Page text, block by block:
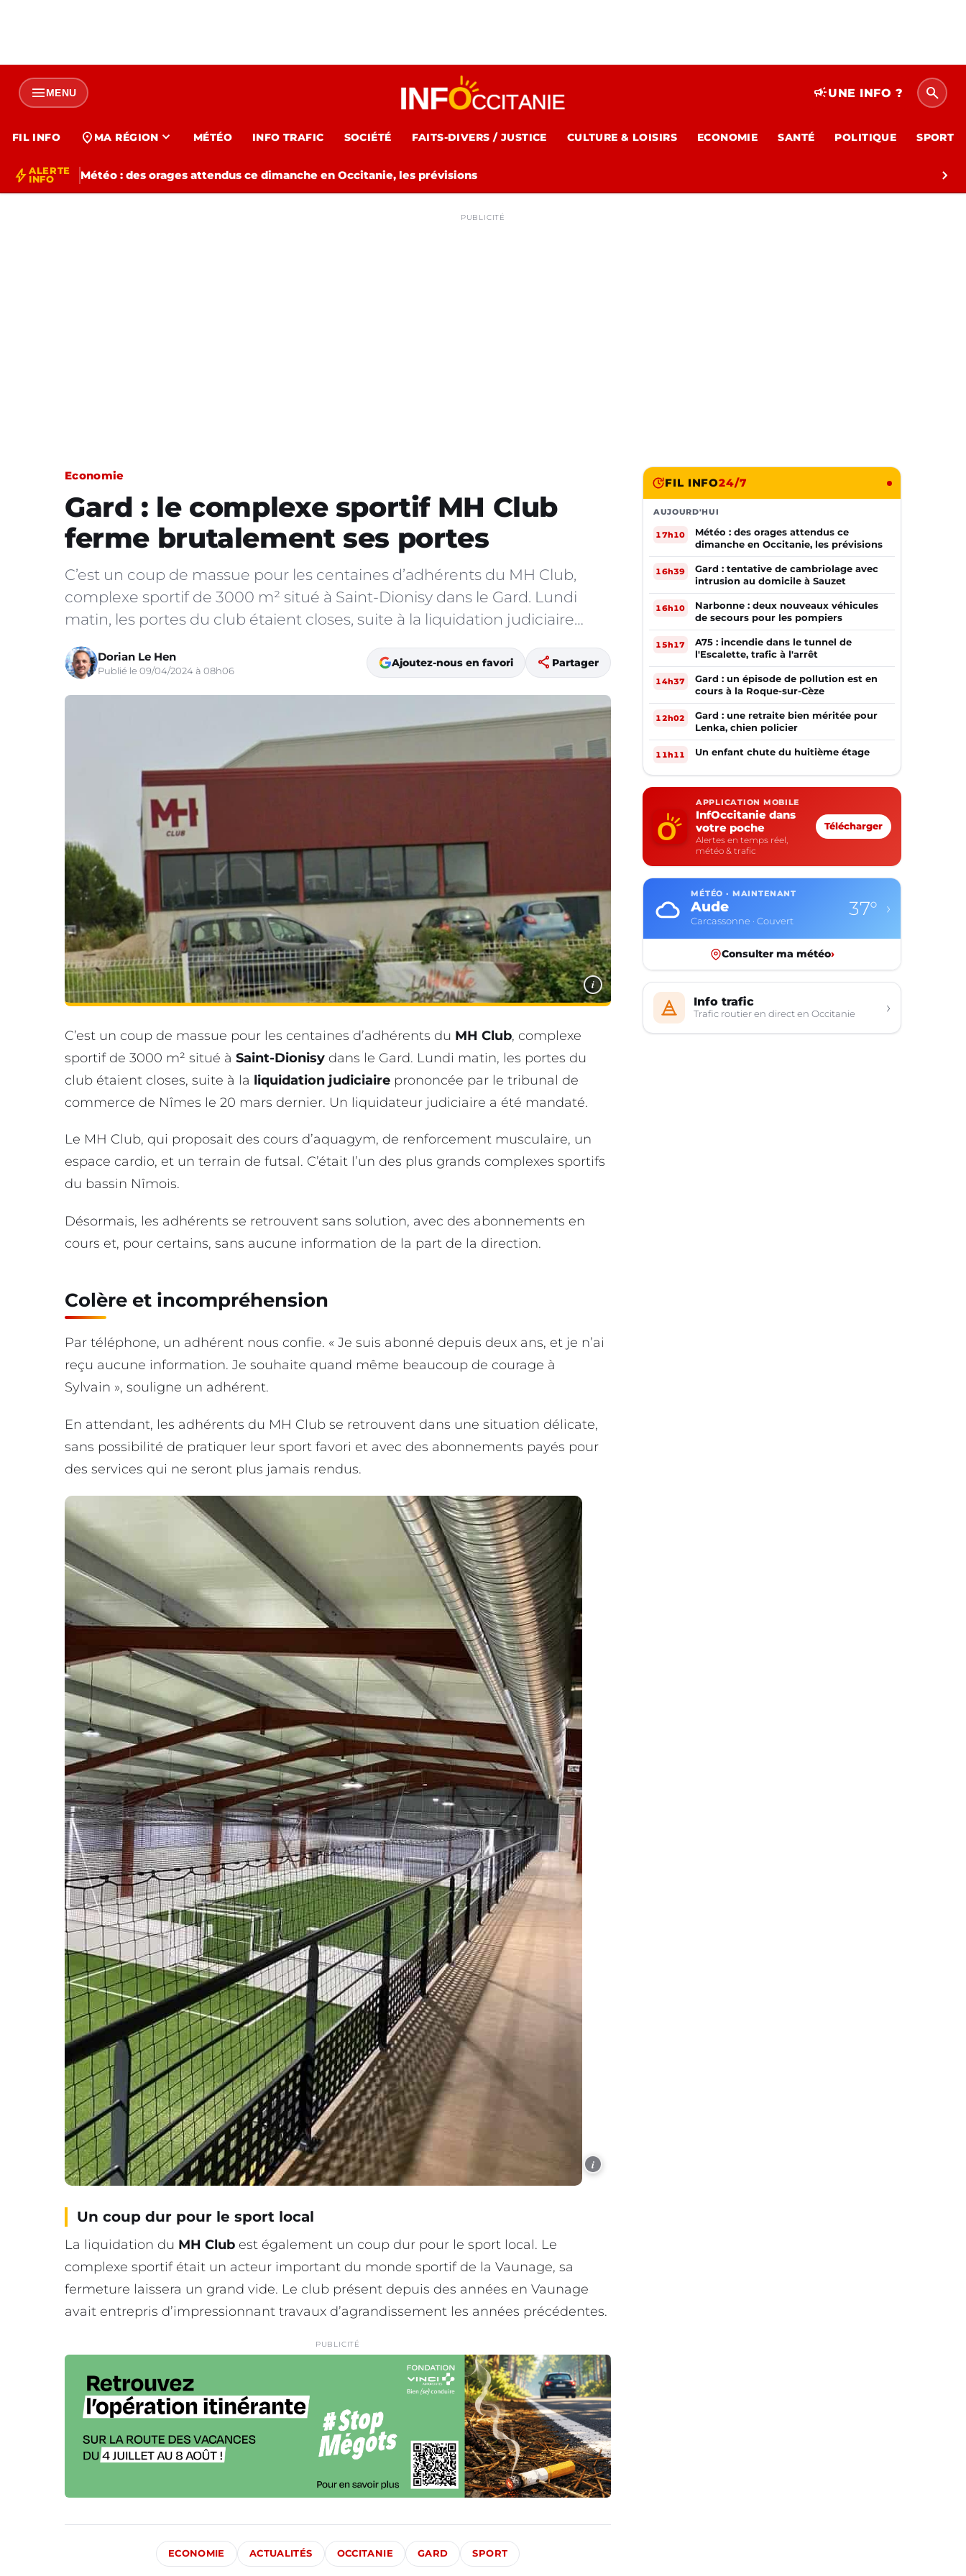
menuMENU campaignUNE INFO ? search
FIL INFO location_on MA RÉGION expand_more MÉTÉO INFO TRAFIC SOCIÉTÉ FAITS-DIVERS / JUSTICE CULTURE & LOISIRS ECONOMIE SANTÉ POLITIQUE SPORT
bolt ALERTE
INFO
Météo : des orages attendus ce dimanche en Occitanie, les prévisions chevron_right
PUBLICITÉ
Economie
Gard : le complexe sportif MH Club
ferme brutalement ses portes
C’est un coup de massue pour les centaines d’adhérents du MH Club,
complexe sportif de 3000 m² situé à Saint-Dionisy dans le Gard. Lundi
matin, les portes du club étaient closes, suite à la liquidation judiciaire…
Dorian Le Hen
Publié le 09/04/2024 à 08h06
Ajoutez-nous en favori share Partager
i
C’est un coup de massue pour les centaines d’adhérents du MH Club, complexe
sportif de 3000 m² situé à Saint-Dionisy dans le Gard. Lundi matin, les portes du
club étaient closes, suite à la liquidation judiciaire prononcée par le tribunal de
commerce de Nîmes le 20 mars dernier. Un liquidateur judiciaire a été mandaté.
Le MH Club, qui proposait des cours d’aquagym, de renforcement musculaire, un
espace cardio, et un terrain de futsal. C’était l’un des plus grands complexes sportifs
du bassin Nîmois.
Désormais, les adhérents se retrouvent sans solution, avec des abonnements en
cours et, pour certains, sans aucune information de la part de la direction.
Colère et incompréhension
Par téléphone, un adhérent nous confie. « Je suis abonné depuis deux ans, et je n’ai
reçu aucune information. Je souhaite quand même beaucoup de courage à
Sylvain », souligne un adhérent.
En attendant, les adhérents du MH Club se retrouvent dans une situation délicate,
sans possibilité de pratiquer leur sport favori et avec des abonnements payés pour
des services qui ne seront plus jamais rendus.
i
Un coup dur pour le sport local
La liquidation du MH Club est également un coup dur pour le sport local. Le
complexe sportif était un acteur important du monde sportif de la Vaunage, sa
fermeture laissera un grand vide. Le club présent depuis des années en Vaunage
avait entrepris d’impressionnant travaux d’agrandissement les années précédentes.
PUBLICITÉ
ECONOMIE ACTUALITÉS OCCITANIE GARD SPORT
FIL INFO24/7
AUJOURD'HUI
17h10
Météo : des orages attendus ce
dimanche en Occitanie, les prévisions
16h39
Gard : tentative de cambriolage avec
intrusion au domicile à Sauzet
16h10
Narbonne : deux nouveaux véhicules
de secours pour les pompiers
15h17
A75 : incendie dans le tunnel de
l'Escalette, trafic à l'arrêt
14h37
Gard : un épisode de pollution est en
cours à la Roque-sur-Cèze
12h02
Gard : une retraite bien méritée pour
Lenka, chien policier
11h11 Un enfant chute du huitième étage
APPLICATION MOBILE
InfOccitanie dans
votre poche
Alertes en temps réel,
météo & trafic
Télécharger
MÉTÉO · MAINTENANT
Aude
Carcassonne · Couvert
37° ›
Consulter ma météo›
Info trafic
Trafic routier en direct en Occitanie ›